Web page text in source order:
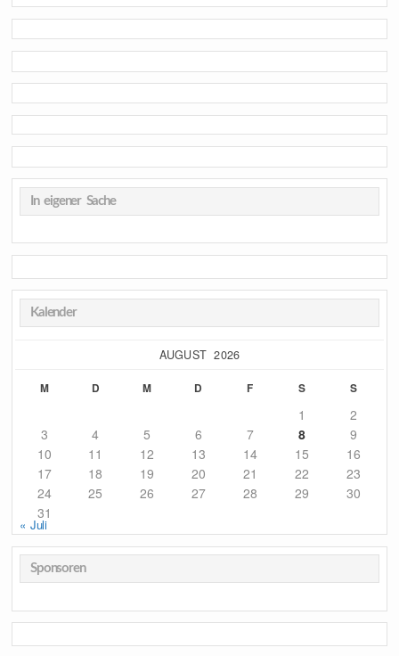
In eigener Sache
Kalender
AUGUST 2026
M D M D F S S
1
2
3
4 5 6 7 8
9
10
11 12 13 14 15
16
17
18 19 20 21 22
23
24
25 26 27 28 29
30
31
« Juli
Sponsoren